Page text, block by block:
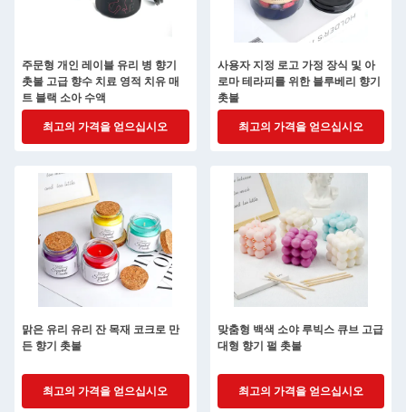
주문형 개인 레이블 유리 병 향기
촛불 고급 향수 치료 영적 치유 매
트 블랙 소아 수액
최고의 가격을 얻으십시오
사용자 지정 로고 가정 장식 및 아
로마 테라피를 위한 블루베리 향기
촛불
최고의 가격을 얻으십시오
맑은 유리 유리 잔 목재 코크로 만
든 향기 촛불
최고의 가격을 얻으십시오
맞춤형 백색 소야 루빅스 큐브 고급
대형 향기 펄 촛불
최고의 가격을 얻으십시오